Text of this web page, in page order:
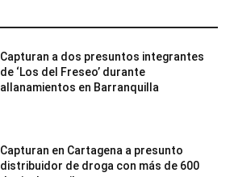
Capturan a dos presuntos integrantes
de ‘Los del Freseo’ durante
allanamientos en Barranquilla
Capturan en Cartagena a presunto
distribuidor de droga con más de 600